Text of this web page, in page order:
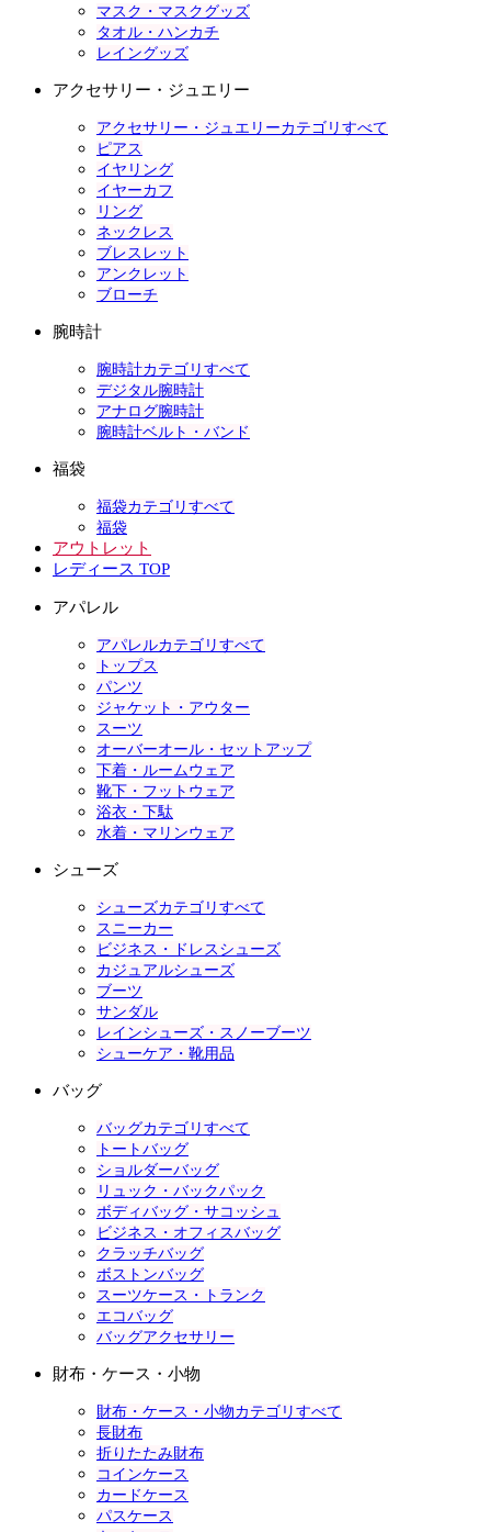
マスク・マスクグッズ
タオル・ハンカチ
レイングッズ
アクセサリー・ジュエリー
アクセサリー・ジュエリーカテゴリすべて
ピアス
イヤリング
イヤーカフ
リング
ネックレス
ブレスレット
アンクレット
ブローチ
腕時計
腕時計カテゴリすべて
デジタル腕時計
アナログ腕時計
腕時計ベルト・バンド
福袋
福袋カテゴリすべて
福袋
アウトレット
レディース TOP
アパレル
アパレルカテゴリすべて
トップス
パンツ
ジャケット・アウター
スーツ
オーバーオール・セットアップ
下着・ルームウェア
靴下・フットウェア
浴衣・下駄
水着・マリンウェア
シューズ
シューズカテゴリすべて
スニーカー
ビジネス・ドレスシューズ
カジュアルシューズ
ブーツ
サンダル
レインシューズ・スノーブーツ
シューケア・靴用品
バッグ
バッグカテゴリすべて
トートバッグ
ショルダーバッグ
リュック・バックパック
ボディバッグ・サコッシュ
ビジネス・オフィスバッグ
クラッチバッグ
ボストンバッグ
スーツケース・トランク
エコバッグ
バッグアクセサリー
財布・ケース・小物
財布・ケース・小物カテゴリすべて
長財布
折りたたみ財布
コインケース
カードケース
パスケース